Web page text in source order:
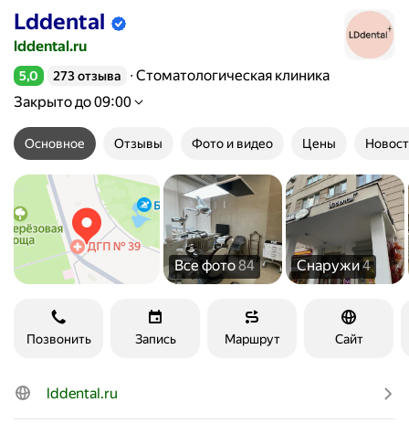
Lddental
Информация об организации
lddental.ru
Рейтинг 5,0 из 5
5,0 273 отзыва
Стоматологическая клиника
Закрыто до 09:00
Основное Отзывы Фото и видео Цены
Все фото84 Снаружи4
Позвонить Запись Маршрут Сайт
lddental.ru